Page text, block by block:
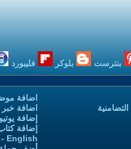
بنترست بلوكر فليبورد
اضافة
اضافة خبر
إضافة
إضافة
English